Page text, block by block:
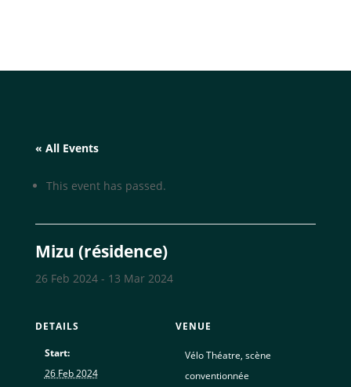
« All Events
This event has passed.
Mizu (résidence)
26 Feb 2024- 13 Mar 2024
DETAILS
Start:
26 Feb 2024
VENUE
Vélo Théatre, scène
conventionnée